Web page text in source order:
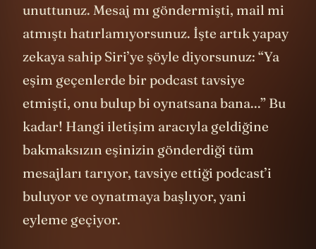
unuttunuz. Mesaj mı göndermişti, mail mi
atmıştı hatırlamıyorsunuz. İşte artık yapay
zekaya sahip Siri’ye şöyle diyorsunuz: “Ya
eşim geçenlerde bir podcast tavsiye
etmişti, onu bulup bi oynatsana bana...” Bu
kadar! Hangi iletişim aracıyla geldiğine
bakmaksızın eşinizin gönderdiği tüm
mesajları tarıyor, tavsiye ettiği podcast’i
buluyor ve oynatmaya başlıyor, yani
eyleme geçiyor.